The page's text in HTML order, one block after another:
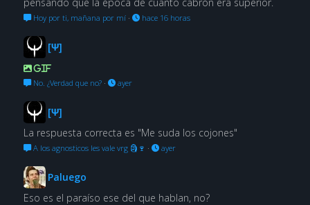
Hoy por ti, mañana por mí· hace 16 horas
[Ψ]
GIF
No. ¿Verdad que no?· ayer
[Ψ]
La respuesta correcta es "Me suda los cojones"
A los agnosticos les vale vrg 🗿🍷 · ayer
Paluego
Eso es el paraíso ese del que hablan, no?